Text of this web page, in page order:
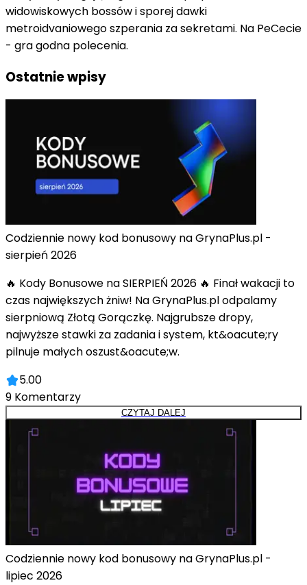
widowiskowych bossów i sporej dawki
metroidvaniowego szperania za sekretami. Na PeCecie
- gra godna polecenia.
Ostatnie wpisy
Codziennie nowy kod bonusowy na GrynaPlus.pl -
sierpień 2026
🔥 Kody Bonusowe na SIERPIEŃ 2026 🔥 Finał wakacji to
czas największych żniw! Na GrynaPlus.pl odpalamy
sierpniową Złotą Gorączkę. Najgrubsze dropy,
najwyższe stawki za zadania i system, kt&oacute;ry
pilnuje małych oszust&oacute;w.
5.00
9 Komentarzy
CZYTAJ DALEJ
Codziennie nowy kod bonusowy na GrynaPlus.pl -
lipiec 2026